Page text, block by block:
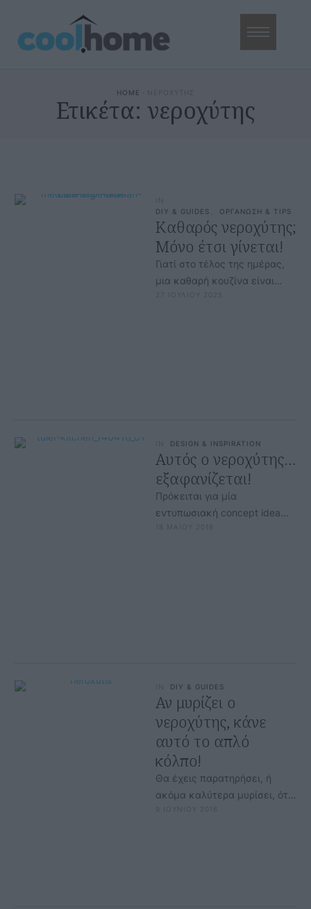
HOME · ΝΕΡΟΧΥΤΗΣ
Ετικέτα: νεροχύτης
IN
DIY & GUIDES
ΟΡΓΑΝΩΣΗ & TIPS
Καθαρός νεροχύτης;
Μόνο έτσι γίνεται!
Γιατί στο τέλος της ημέρας,
μια καθαρή κουζίνα είναι
σημάδι ότι σέβεσαι τον εαυτό
IN DESIGN & INSPIRATION
Αυτός ο νεροχύτης…
εξαφανίζεται!
Πρόκειται για μία
εντυπωσιακή concept idea
που βλέπουν για πρώτη φορά
18 ΜΑΪΟΥ 2018
IN DIY & GUIDES
Αν μυρίζει ο
νεροχύτης, κάνε
αυτό το απλό
κόλπο!
Θα έχεις παρατηρήσει, ή
ακόμα καλύτερα μυρίσει, ότι
ο νεροχύτης μυρίζει άσχημα.
9 ΙΟΥΝΙΟΥ 2016